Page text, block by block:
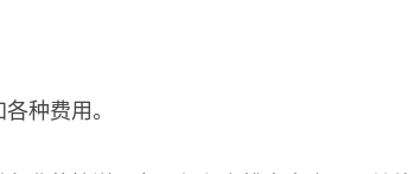
种费用。